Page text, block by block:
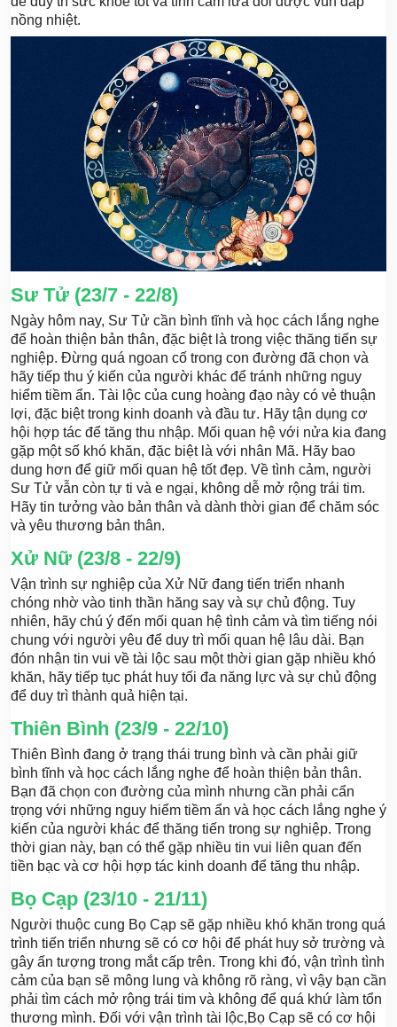
nồng nhiệt.
Sư Tử (23/7 - 22/8)
Ngày hôm nay, Sư Tử cần bình tĩnh và học cách lắng nghe
để hoàn thiện bản thân, đặc biệt là trong việc thăng tiến sự
nghiệp. Đừng quá ngoan cố trong con đường đã chọn và
hãy tiếp thu ý kiến ​​của người khác để tránh những nguy
hiểm tiềm ẩn. Tài lộc của cung hoàng đạo này có vẻ thuận
lợi, đặc biệt trong kinh doanh và đầu tư. Hãy tận dụng cơ
hội hợp tác để tăng thu nhập. Mối quan hệ với nửa kia đang
gặp một số khó khăn, đặc biệt là với nhân Mã. Hãy bao
dung hơn để giữ mối quan hệ tốt đẹp. Về tình cảm, người
Sư Tử vẫn còn tự ti và e ngại, không dễ mở rộng trái tim.
Hãy tin tưởng vào bản thân và dành thời gian để chăm sóc
và yêu thương bản thân.
Xử Nữ (23/8 - 22/9)
Vận trình sự nghiệp của Xử Nữ đang tiến triển nhanh
chóng nhờ vào tinh thần hăng say và sự chủ động. Tuy
nhiên, hãy chú ý đến mối quan hệ tình cảm và tìm tiếng nói
chung với người yêu để duy trì mối quan hệ lâu dài. Bạn
đón nhận tin vui về tài lộc sau một thời gian gặp nhiều khó
khăn, hãy tiếp tục phát huy tối đa năng lực và sự chủ động
để duy trì thành quả hiện tại.
Thiên Bình (23/9 - 22/10)
Thiên Bình đang ở trạng thái trung bình và cần phải giữ
bình tĩnh và học cách lắng nghe để hoàn thiện bản thân.
Bạn đã chọn con đường của mình nhưng cần phải cẩn
trọng với những nguy hiểm tiềm ẩn và học cách lắng nghe ý
kiến ​​của người khác để thăng tiến trong sự nghiệp. Trong
thời gian này, bạn có thể gặp nhiều tin vui liên quan đến
tiền bạc và cơ hội hợp tác kinh doanh để tăng thu nhập.
Bọ Cạp (23/10 - 21/11)
Người thuộc cung Bọ Cạp sẽ gặp nhiều khó khăn trong quá
trình tiến triển nhưng sẽ có cơ hội để phát huy sở trường và
gây ấn tượng trong mắt cấp trên. Trong khi đó, vận trình tình
cảm của bạn sẽ mông lung và không rõ ràng, vì vậy bạn cần
phải tìm cách mở rộng trái tim và không để quá khứ làm tổn
thương mình. Đối với vận trình tài lộc,Bọ Cạp sẽ có cơ hội